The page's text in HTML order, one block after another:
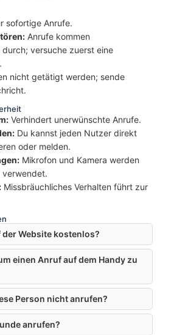
sofortige Anrufe.
Anrufe kommen
versuche zuerst eine
nicht getätigt werden; sende
Verhindert unerwünschte Anrufe.
Du kannst jeden Nutzer direkt
oder melden.
Mikrofon und Kamera werden
verwendet.
Missbräuchliches Verhalten führt zur
Website kostenlos?
einen Anruf auf dem Handy zu
Person nicht anrufen?
anrufen?